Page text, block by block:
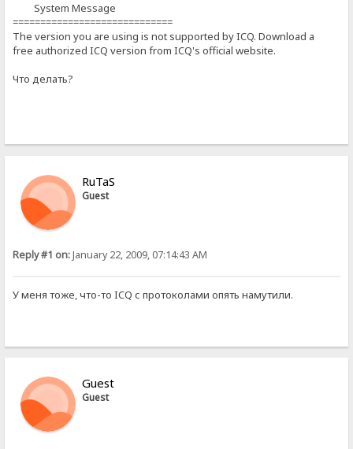
System Message
=============================
The version you are using is not supported by ICQ. Download a
free authorized ICQ version from ICQ's official website.
Что делать?
RuTaS
Guest
Reply #1 on:January 22, 2009, 07:14:43 AM
У меня тоже, что-то ICQ с протоколами опять намутили.
Guest
Guest